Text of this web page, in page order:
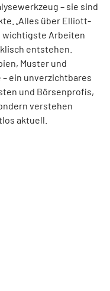
– sie sind
„Alles über Elliott-
wichtigste Arbeiten
entstehen.
Muster und
ein unverzichtbares
und Börsenprofis,
verstehen
aktuell.